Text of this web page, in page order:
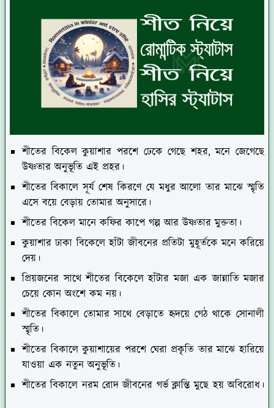
শীতের বিকেল কুয়াশার পরশে ঢেকে গেছে শহর, মনে জেগেছে
উষ্ণতার অনুভূতি এই প্রহর।
শীতের বিকালে সূর্য শেষ কিরণে যে মধুর আলো তার মাঝে স্মৃতি
এসে বয়ে বেড়ায় তোমার অনুসারে।
শীতের বিকেল মানে কফির কাপে গল্প আর উষ্ণতার মুক্ততা।
কুয়াশার ঢাকা বিকেলে হাঁটা জীবনের প্রতিটা মুহূর্তকে মনে করিয়ে
দেয়।
প্রিয়জনের সাথে শীতের বিকেলে হাঁটার মজা এক জান্নাতি মজার
চেয়ে কোন অংশে কম নয়।
শীতের বিকালে তোমার সাথে বেড়াতে হৃদয়ে গেঠ থাকে সোনালী
স্মৃতি।
শীতের বিকালে কুয়াশায়ের পরশে ঘেরা প্রকৃতি তার মাঝে হারিয়ে
যাওয়া এক নতুন অনুভূতি।
শীতের বিকালে নরম রোদ জীবনের গর্ভ ক্লান্তি মুছে হয় অবিরোধ।